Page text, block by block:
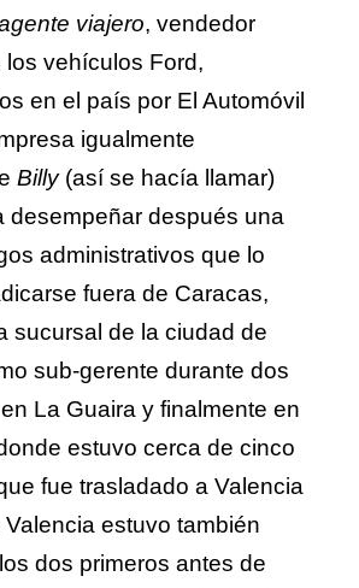
viajero, vendedor
los vehículos Ford,
en el país por El Automóvil
igualmente
Billy (así se hacía llamar)
desempeñar después una
administrativos que lo
fuera de Caracas,
sucursal de la ciudad de
sub-gerente durante dos
La Guaira y finalmente en
estuvo cerca de cinco
fue trasladado a Valencia
estuvo también
dos primeros antes de